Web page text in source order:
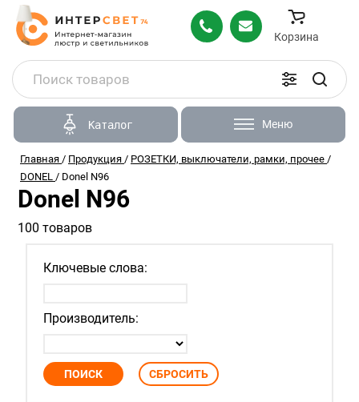
Корзина
Каталог Меню
Главная / Продукция / РОЗЕТКИ, выключатели, рамки, прочее /
DONEL / Donel N96
Donel N96
100 товаров
Ключевые слова:
Производитель: